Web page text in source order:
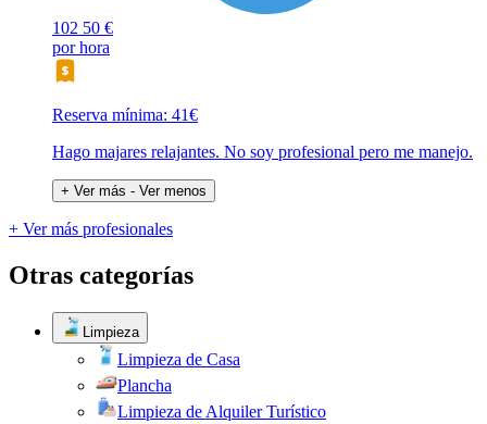
102 50 €
por hora
Reserva mínima: 41€
Hago majares relajantes. No soy profesional pero me manejo.
+ Ver más - Ver menos
+ Ver más profesionales
Otras categorías
Limpieza
Limpieza de Casa
Plancha
Limpieza de Alquiler Turístico